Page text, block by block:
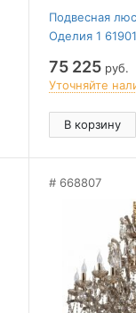
Подвесная
Оделия 1
75 225 руб.
Уточняйте
В корзину
668807